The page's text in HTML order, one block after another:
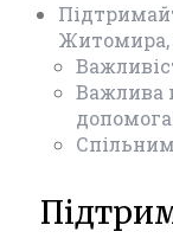
Житомира,
Важлива